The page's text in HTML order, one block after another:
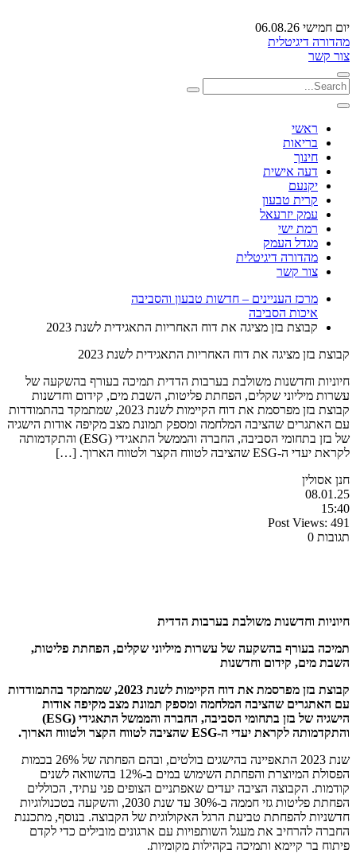
יום חמישי 06.08.26
מהדורה דיגיטלית
צור קשר
ראשי
בריאות
חינוך
דעה אישית
יקנעם
קרית טבעון
עמק יזרעאל
רמת ישי
מגדל העמק
מהדורה דיגיטלית
צור קשר
מרכז העניינים – חדשות טבעון והסביבה
איכות הסביבה
קבוצת בזן מציגה את דוח האחריות התאגידית לשנת 2023
קבוצת בזן מציגה את דוח האחריות התאגידית לשנת 2023
חיוניות וחדשנות משולבת בערבות הדדית תמיכה בעורף בהשקעה של
עשרות מיליוני שקלים, הפחתת פליטות, השבת מים, קידום וחדשנות
קבוצת בזן מפרסמת את דוח הקיימות לשנת 2023, שמתמקד בהתמודדות
עם האתגרים שהציבה המלחמה ומספק תמונת מצב מקיפה אודות הישגיה
של בזן בתחומי הסביבה, החברה והממשל התאגידי (ESG) והתקדמותה
לקראת יעדי ה-ESG שהציבה לטווח הקצר ולטווח הארוך. […]
חנן אסולין
08.01.25
15:40
Post Views: 491
תגובות 0
חיוניות וחדשנות משולבת בערבות הדדית
תמיכה בעורף בהשקעה של עשרות מיליוני שקלים, הפחתת פליטות,
השבת מים, קידום וחדשנות
קבוצת בזן מפרסמת את דוח הקיימות לשנת 2023, שמתמקד בהתמודדות
עם האתגרים שהציבה המלחמה ומספק תמונת מצב מקיפה אודות
הישגיה של בזן בתחומי הסביבה, החברה והממשל התאגידי (ESG
)
והתקדמותה לקראת יעדי ה-ESG שהציבה לטווח הקצר ולטווח הארוך.
שנת 2023 התאפיינה בהישגים בולטים, ובהם הפחתה של 26% בכמות
הפסולת המיוצרת והפחתת השימוש במים ב-12% בהשוואה לשנים
קודמות. הקבוצה הציבה יעדים שאפתניים הצופים פני עתיד, הכוללים
הפחתת פליטות גזי חממה ב-30% עד שנת 2030, והשקעה בטכנולוגיות
חדשניות להפחתת טביעת הרגל האקולוגית של הקבוצה. בנוסף, מתכננת
החברה להרחיב את מעגל השותפויות עם ארגונים מובילים כדי לקדם
פיתוח בר קיימא ותמיכה בקהילות מקומיות.